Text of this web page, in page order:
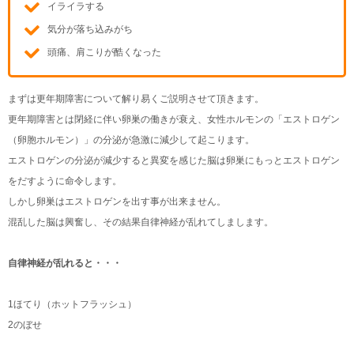
イライラする
気分が落ち込みがち
頭痛、肩こりが酷くなった
まずは更年期障害について解り易くご説明させて頂きます。
更年期障害とは閉経に伴い卵巣の働きが衰え、女性ホルモンの「エストロゲン
（卵胞ホルモン）」の分泌が急激に減少して起こります。
エストロゲンの分泌が減少すると異変を感じた脳は卵巣にもっとエストロゲン
をだすように命令します。
しかし卵巣はエストロゲンを出す事が出来ません。
混乱した脳は興奮し、その結果自律神経が乱れてしまします。
自律神経が乱れると・・・
1ほてり（ホットフラッシュ）
2のぼせ